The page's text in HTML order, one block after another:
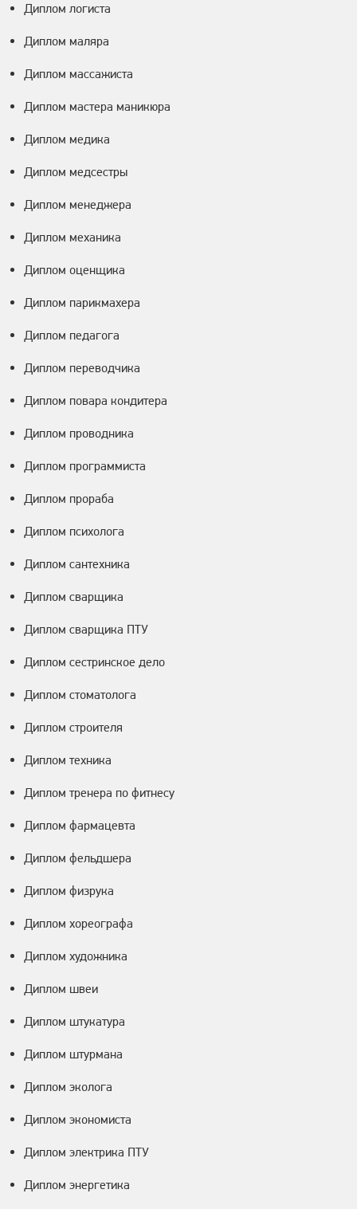
Диплом логиста
Диплом маляра
Диплом массажиста
Диплом мастера маникюра
Диплом медика
Диплом медсестры
Диплом менеджера
Диплом механика
Диплом оценщика
Диплом парикмахера
Диплом педагога
Диплом переводчика
Диплом повара кондитера
Диплом проводника
Диплом программиста
Диплом прораба
Диплом психолога
Диплом сантехника
Диплом сварщика
Диплом сварщика ПТУ
Диплом сестринское дело
Диплом стоматолога
Диплом строителя
Диплом техника
Диплом тренера по фитнесу
Диплом фармацевта
Диплом фельдшера
Диплом физрука
Диплом хореографа
Диплом художника
Диплом швеи
Диплом штукатура
Диплом штурмана
Диплом эколога
Диплом экономиста
Диплом электрика ПТУ
Диплом энергетика